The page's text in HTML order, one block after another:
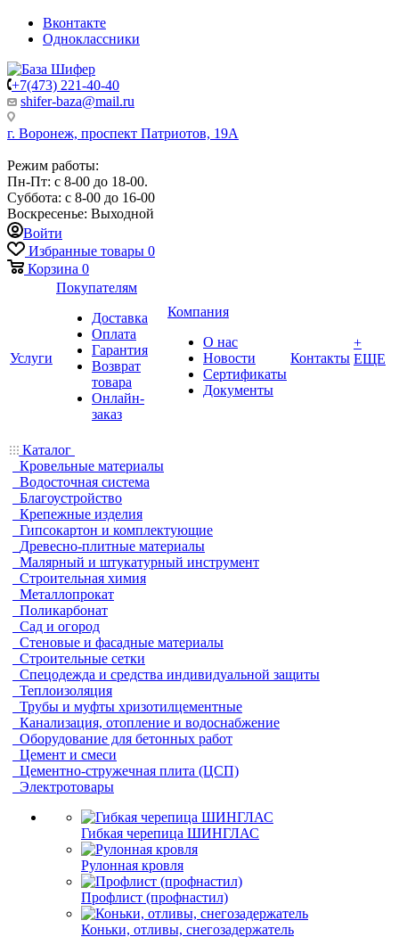
Вконтакте
Одноклассники
+7(473) 221-40-40
shifer-baza@mail.ru
г. Воронеж, проспект Патриотов, 19А
Режим работы:
Пн-Пт: с 8-00 до 18-00.
Суббота: с 8-00 до 16-00
Воскресенье: Выходной
Войти
Избранные товары 0
Корзина 0
Услуги
Покупателям
Доставка
Оплата
Гарантия
Возврат
товара
Онлайн-
заказ
Компания
О нас
Новости
Сертификаты
Документы
Контакты
+
ЕЩЕ
Каталог
Кровельные материалы
Водосточная система
Благоустройство
Крепежные изделия
Гипсокартон и комплектующие
Древесно-плитные материалы
Малярный и штукатурный инструмент
Строительная химия
Металлопрокат
Поликарбонат
Сад и огород
Стеновые и фасадные материалы
Строительные сетки
Спецодежда и средства индивидуальной защиты
Теплоизоляция
Трубы и муфты хризотилцементные
Канализация, отопление и водоснабжение
Оборудование для бетонных работ
Цемент и смеси
Цементно-стружечная плита (ЦСП)
Электротовары
Гибкая черепица ШИНГЛАС
Рулонная кровля
Профлист (профнастил)
Коньки, отливы, снегозадержатель